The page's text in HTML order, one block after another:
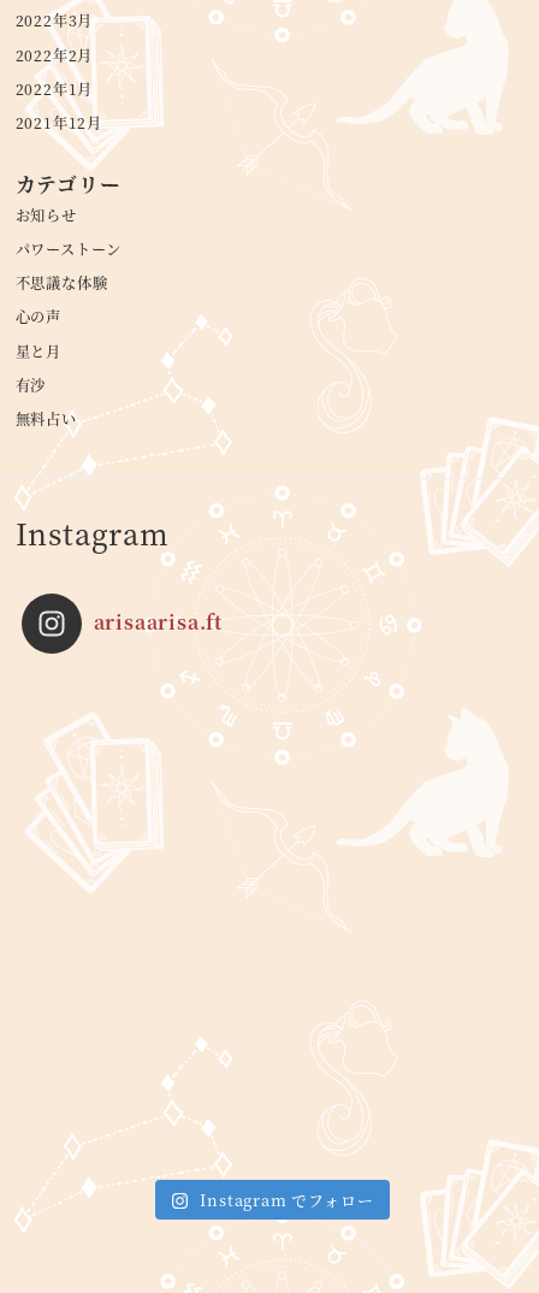
2022年3月
2022年2月
2022年1月
2021年12月
カテゴリー
お知らせ
パワーストーン
不思議な体験
心の声
星と月
有沙
無料占い
Instagram
arisaarisa.ft
Instagram でフォロー